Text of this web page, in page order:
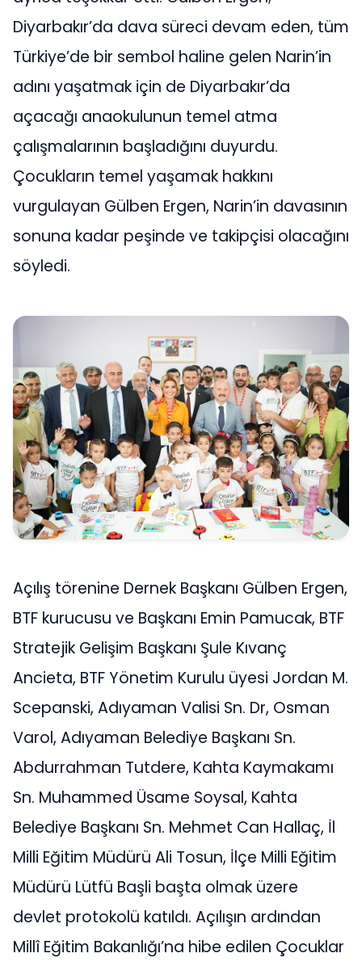
Diyarbakır’da dava süreci devam eden, tüm
Türkiye’de bir sembol haline gelen Narin’in
adını yaşatmak için de Diyarbakır’da
açacağı anaokulunun temel atma
çalışmalarının başladığını duyurdu.
Çocukların temel yaşamak hakkını
vurgulayan Gülben Ergen, Narin’in davasının
sonuna kadar peşinde ve takipçisi olacağını
söyledi.
Açılış törenine Dernek Başkanı Gülben Ergen,
BTF kurucusu ve Başkanı Emin Pamucak, BTF
Stratejik Gelişim Başkanı Şule Kıvanç
Ancieta, BTF Yönetim Kurulu üyesi Jordan M.
Scepanski, Adıyaman Valisi Sn. Dr, Osman
Varol, Adıyaman Belediye Başkanı Sn.
Abdurrahman Tutdere, Kahta Kaymakamı
Sn. Muhammed Üsame Soysal, Kahta
Belediye Başkanı Sn. Mehmet Can Hallaç, İl
Milli Eğitim Müdürü Ali Tosun, İlçe Milli Eğitim
Müdürü Lütfü Başli başta olmak üzere
devlet protokolü katıldı. Açılışın ardından
Millî Eğitim Bakanlığı’na hibe edilen Çocuklar